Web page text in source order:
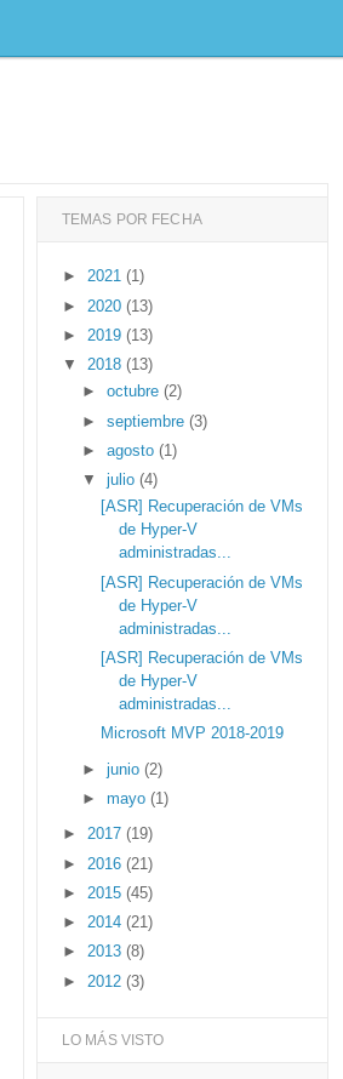
TEMAS POR FECHA
► 2021 (1)
► 2020 (13)
► 2019 (13)
▼ 2018 (13)
► octubre (2)
► septiembre (3)
► agosto (1)
▼ julio (4)
[ASR] Recuperación de VMs
de Hyper-V
administradas...
[ASR] Recuperación de VMs
de Hyper-V
administradas...
[ASR] Recuperación de VMs
de Hyper-V
administradas...
Microsoft MVP 2018-2019
► junio (2)
► mayo (1)
► 2017 (19)
► 2016 (21)
► 2015 (45)
► 2014 (21)
► 2013 (8)
► 2012 (3)
LO MÁS VISTO